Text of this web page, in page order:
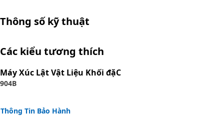
Thông số kỹ thuật
Các kiểu tương thích
Máy Xúc Lật Vật Liệu Khối đặC
904B
Thông Tin Bảo Hành